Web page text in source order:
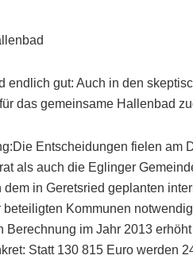
endlich gut: Auch in den
das gemeinsame Hallenbad
Entscheidungen fielen am
als auch die Eglinger
dem in Geretsried geplanten
Kommunen
Berechnung im Jahr 2013
Statt 130 815 Euro werden